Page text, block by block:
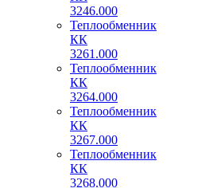
3246.000
Теплообменник
КК
3261.000
Теплообменник
КК
3264.000
Теплообменник
КК
3267.000
Теплообменник
КК
3268.000